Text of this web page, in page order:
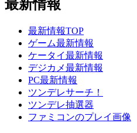
最新情報
最新情報TOP
ゲーム最新情報
ケータイ最新情報
デジカメ最新情報
PC最新情報
ツンデレサーチ！
ツンデレ抽選器
ファミコンのプレイ画像